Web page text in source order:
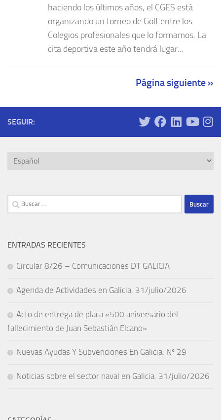
haciendo los últimos años, el CGES está
organizando un torneo de Golf entre los
Colegios profesionales que lo formamos. La
cita deportiva este año tendrá lugar...
Página siguiente »
SEGUIR:
Elegir
Buscar:
ENTRADAS RECIENTES
Circular 8/26 – Comunicaciones DT GALICIA
Agenda de Actividades en Galicia. 31/julio/2026
Acto de entrega de placa «500 aniversario del
fallecimiento de Juan Sebastián Elcano»
Nuevas Ayudas Y Subvenciones En Galicia. Nº 29
Noticias sobre el sector naval en Galicia. 31/julio/2026